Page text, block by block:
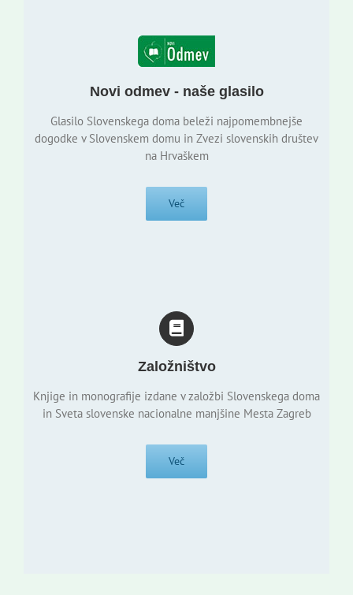
Novi odmev - naše glasilo
Glasilo Slovenskega doma beleži najpomembnejše
dogodke v Slovenskem domu in Zvezi slovenskih društev
na Hrvaškem
Več
Založništvo
Knjige in monografije izdane v založbi Slovenskega doma
in Sveta slovenske nacionalne manjšine Mesta Zagreb
Več